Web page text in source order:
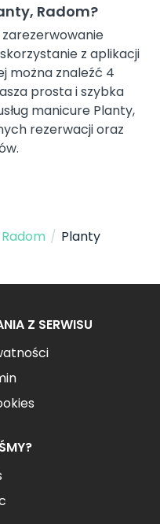
Radom?
zarezerwowanie
z aplikacji
można znaleźć 4
prosta i szybka
manicure Planty,
rezerwacji oraz
Radom / Planty
Z SERWISU